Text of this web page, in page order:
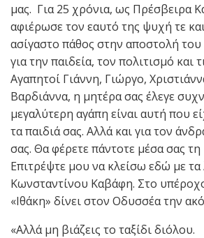
μας. Για 25 χρόνια, ως Πρέσβειρα
αφιέρωσε τον εαυτό της ψυχή τε
ασίγαστο πάθος στην αποστολή
για την παιδεία, τον πολιτισμό και
Αγαπητοί Γιάννη, Γιώργο,
Βαρδιάννα, η μητέρα σας έλεγε
μεγαλύτερη αγάπη είναι αυτή που
τα παιδιά σας. Αλλά και για τον
σας. Θα φέρετε πάντοτε μέσα σας
Επιτρέψτε μου να κλείσω εδώ με τα
Κωνσταντίνου Καβάφη. Στο
«Ιθάκη» δίνει στον Οδυσσέα την
«Αλλά μη βιάζεις το ταξίδι διόλου.